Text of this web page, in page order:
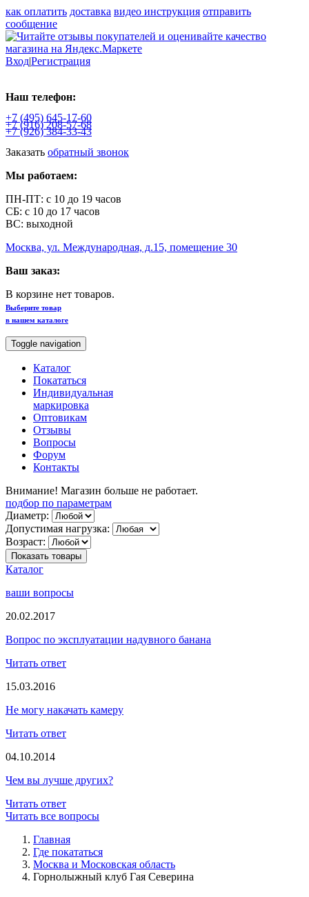
как оплатить доставка видео инструкция отправить
сообщение
Вход|Регистрация
Наш телефон:
+7 (495) 645-17-60
+7 (916)208-57-68
+7 (926)384-33-43
Заказать обратный звонок
Мы работаем:
ПН-ПТ: с 10 до 19 часов
СБ: с 10 до 17 часов
ВС: выходной
Москва, ул. Международная, д.15, помещение 30
Ваш заказ:
В корзине нет товаров.
Выберите товар
в нашем каталоге
Toggle navigation
Каталог
Покататься
Индивидуальная
маркировка
Оптовикам
Отзывы
Вопросы
Форум
Контакты
Внимание! Магазин больше не работает.
подбор по параметрам
Диаметр:
Допустимая нагрузка:
Возраст:
Показать товары
Каталог
ваши вопросы
20.02.2017
Вопрос по эксплуатации надувного банана
Читать ответ
15.03.2016
Не могу накачать камеру
Читать ответ
04.10.2014
Чем вы лучше других?
Читать ответ
Читать все вопросы
Главная
Где покататься
Москва и Московская область
Горнолыжный клуб Гая Северина